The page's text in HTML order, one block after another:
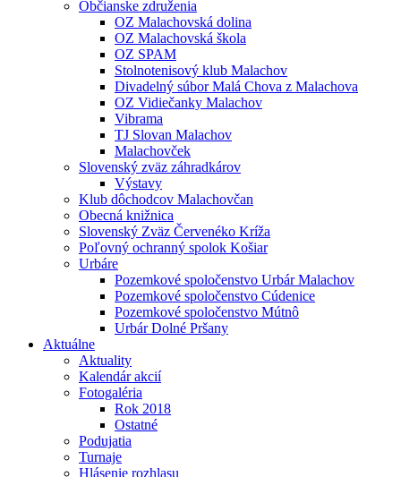
Občianske združenia
OZ Malachovská dolina
OZ Malachovská škola
OZ SPAM
Stolnotenisový klub Malachov
Divadelný súbor Malá Chova z Malachova
OZ Vidiečanky Malachov
Vibrama
TJ Slovan Malachov
Malachovček
Slovenský zväz záhradkárov
Výstavy
Klub dôchodcov Malachovčan
Obecná knižnica
Slovenský Zväz Červenéko Kríža
Poľovný ochranný spolok Košiar
Urbáre
Pozemkové spoločenstvo Urbár Malachov
Pozemkové spoločenstvo Cúdenice
Pozemkové spoločenstvo Mútnô
Urbár Dolné Pršany
Aktuálne
Aktuality
Kalendár akcií
Fotogaléria
Rok 2018
Ostatné
Podujatia
Turnaje
Hlásenie rozhlasu